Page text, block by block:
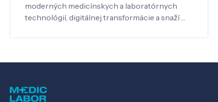
moderných medicínskych a laboratórnych
technológií, digitálnej transformácie a snaží …